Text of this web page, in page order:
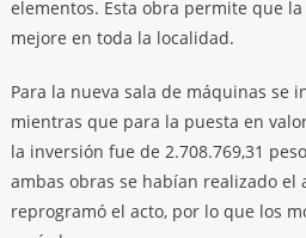
elementos. Esta obra permite que
mejore en toda la localidad.
Para la nueva sala de máquinas se
mientras que para la puesta en
la inversión fue de 2.708.769,31
ambas obras se habían realizado el
reprogramó el acto, por lo que los